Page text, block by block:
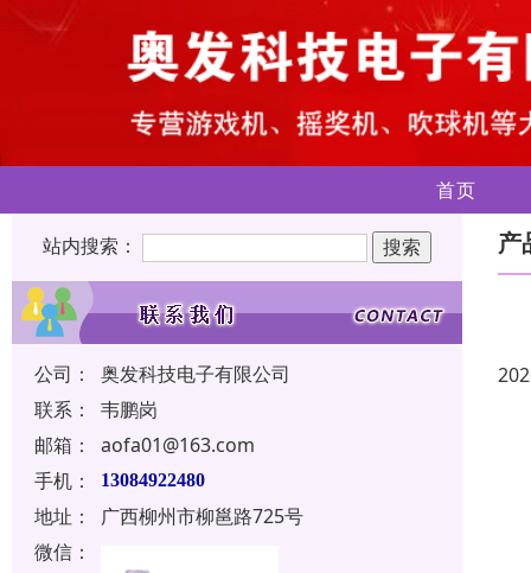
首页
站内搜索：
公司：
奥发科技电子有限公司
联系：
韦鹏岗
邮箱：
aofa01@163.com
手机：
13084922480
地址：
广西柳州市柳邕路725号
微信：
产